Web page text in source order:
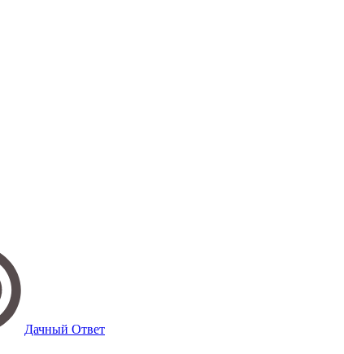
Дачный Ответ